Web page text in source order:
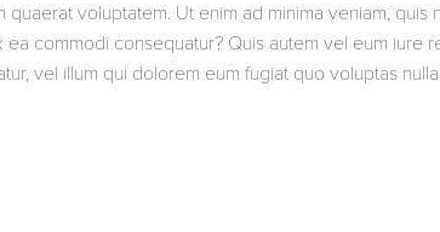
voluptatem. Ut enim ad minima veniam,
ea commodi consequatur? Quis autem vel eum iure
vel illum qui dolorem eum fugiat quo voluptas